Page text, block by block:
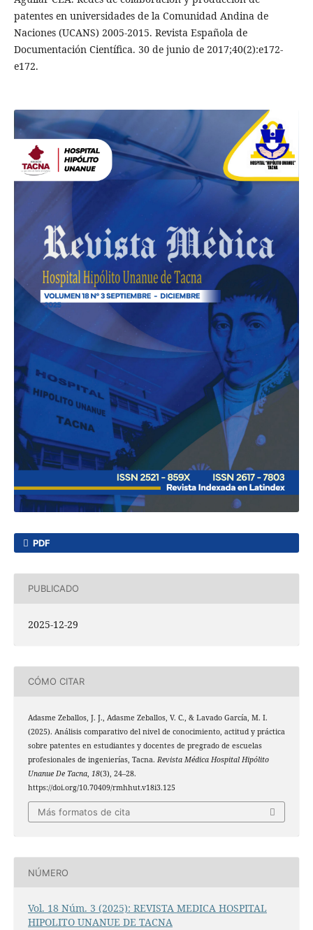
patentes en universidades de la Comunidad Andina de
Naciones (UCANS) 2005-2015. Revista Española de
Documentación Científica. 30 de junio de 2017;40(2):e172-
e172.
PDF
PUBLICADO
2025-12-29
CÓMO CITAR
Adasme Zeballos, J. J., Adasme Zeballos, V. C., & Lavado García, M. I.
(2025). Análisis comparativo del nivel de conocimiento, actitud y práctica
sobre patentes en estudiantes y docentes de pregrado de escuelas
profesionales de ingenierías, Tacna. Revista Médica Hospital Hipólito
Unanue De Tacna, 18(3), 24–28.
https://doi.org/10.70409/rmhhut.v18i3.125
Más formatos de cita
NÚMERO
Vol. 18 Núm. 3 (2025): REVISTA MEDICA HOSPITAL
HIPOLITO UNANUE DE TACNA